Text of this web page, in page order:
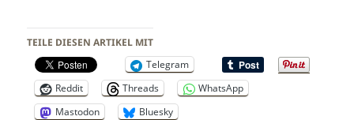
TEILE DIESEN ARTIKEL MIT
Telegram
Reddit
Threads
WhatsApp
Mastodon
Bluesky